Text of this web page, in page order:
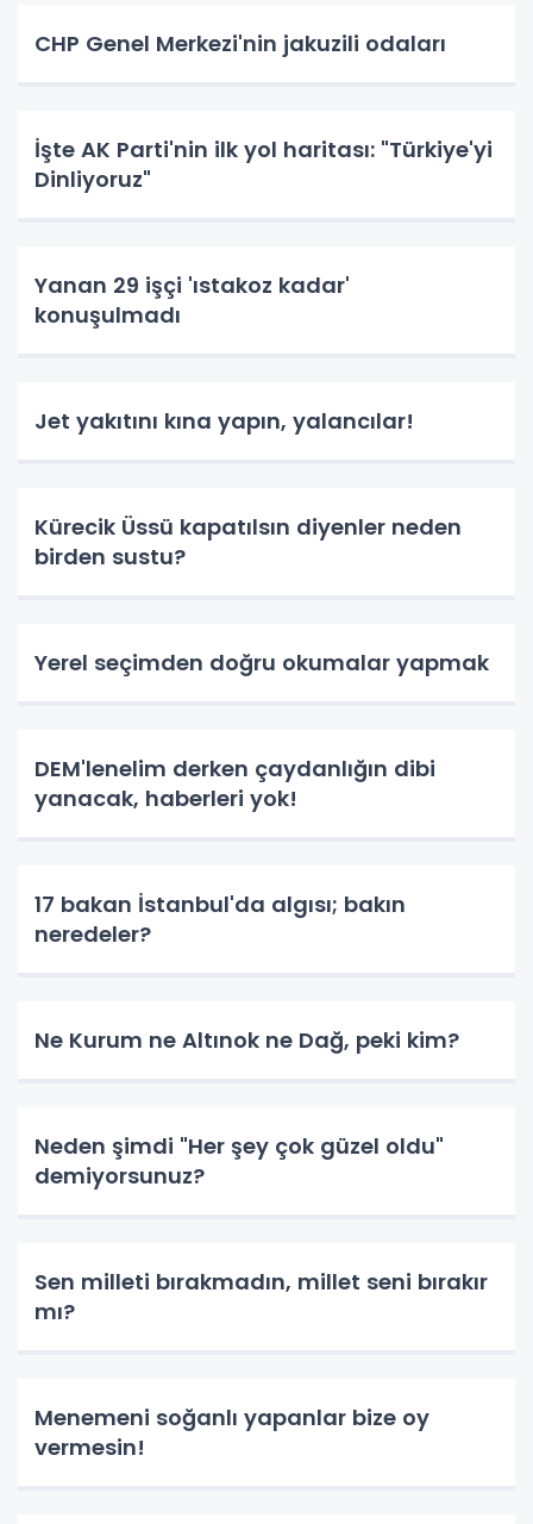
CHP Genel Merkezi'nin jakuzili odaları
İşte AK Parti'nin ilk yol haritası: "Türkiye'yi
Dinliyoruz"
Yanan 29 işçi 'ıstakoz kadar'
konuşulmadı
Jet yakıtını kına yapın, yalancılar!
Kürecik Üssü kapatılsın diyenler neden
birden sustu?
Yerel seçimden doğru okumalar yapmak
DEM'lenelim derken çaydanlığın dibi
yanacak, haberleri yok!
17 bakan İstanbul'da algısı; bakın
neredeler?
Ne Kurum ne Altınok ne Dağ, peki kim?
Neden şimdi "Her şey çok güzel oldu"
demiyorsunuz?
Sen milleti bırakmadın, millet seni bırakır
mı?
Menemeni soğanlı yapanlar bize oy
vermesin!